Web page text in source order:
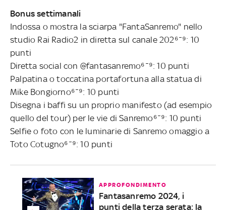
Bonus settimanali
Indossa o mostra la sciarpa "FantaSanremo" nello
studio Rai Radio2 in diretta sul canale 202⁶¯⁹: 10
punti
Diretta social con @fantasanremo⁶¯⁹: 10 punti
Palpatina o toccatina portafortuna alla statua di
Mike Bongiorno⁶¯⁹: 10 punti
Disegna i baffi su un proprio manifesto (ad esempio
quello del tour) per le vie di Sanremo⁶¯⁹: 10 punti
Selfie o foto con le luminarie di Sanremo omaggio a
Toto Cotugno⁶¯⁹: 10 punti
APPROFONDIMENTO
Fantasanremo 2024, i
punti della terza serata: la